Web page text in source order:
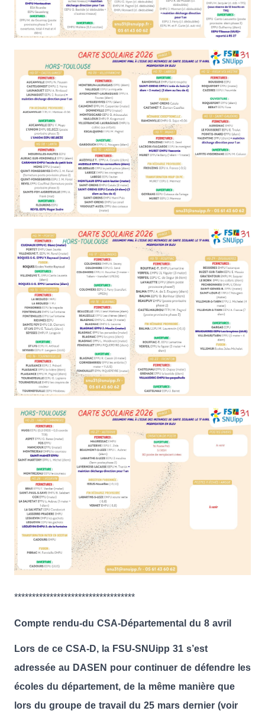
**********************************
Compte rendu-du CSA-Départemental du 8 avril
Lors de ce CSA-D, la FSU-SNUipp 31 s’est
adressée au DASEN pour continuer de défendre les
écoles du département, de la même manière que
lors du groupe de travail du 25 mars dernier (voir